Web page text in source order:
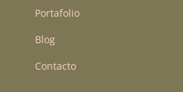
Portafolio
Blog
Contacto